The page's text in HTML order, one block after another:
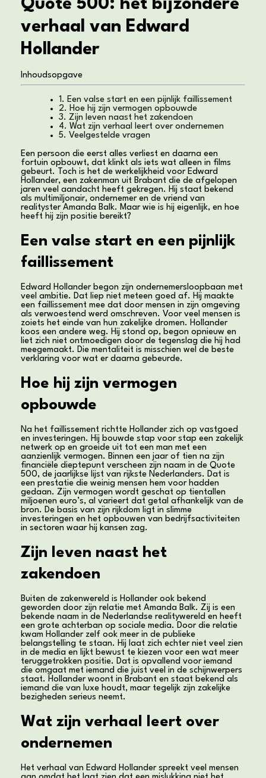
Quote 500: het bijzondere
verhaal van Edward
Hollander
Inhoudsopgave
1. Een valse start en een pijnlijk faillissement
2. Hoe hij zijn vermogen opbouwde
3. Zijn leven naast het zakendoen
4. Wat zijn verhaal leert over ondernemen
5. Veelgestelde vragen
Een persoon die eerst alles verliest en daarna een
fortuin opbouwt, dat klinkt als iets wat alleen in films
gebeurt. Toch is het de werkelijkheid voor Edward
Hollander, een zakenman uit Brabant die de afgelopen
jaren veel aandacht heeft gekregen. Hij staat bekend
als multimiljonair, ondernemer en de vriend van
realityster Amanda Balk. Maar wie is hij eigenlijk, en hoe
heeft hij zijn positie bereikt?
Een valse start en een pijnlijk
faillissement
Edward Hollander begon zijn ondernemersloopbaan met
veel ambitie. Dat liep niet meteen goed af. Hij maakte
een faillissement mee dat door mensen in zijn omgeving
als verwoestend werd omschreven. Voor veel mensen is
zoiets het einde van hun zakelijke dromen. Hollander
koos een andere weg. Hij stond op, begon opnieuw en
liet zich niet ontmoedigen door de tegenslag die hij had
meegemaakt. Die mentaliteit is misschien wel de beste
verklaring voor wat er daarna gebeurde.
Hoe hij zijn vermogen
opbouwde
Na het faillissement richtte Hollander zich op vastgoed
en investeringen. Hij bouwde stap voor stap een zakelijk
netwerk op en groeide uit tot een man met een
aanzienlijk vermogen. Binnen een jaar of tien na zijn
financiële dieptepunt verscheen zijn naam in de Quote
500, de jaarlijkse lijst van rijkste Nederlanders. Dat is
een prestatie die weinig mensen hem voor hadden
gedaan. Zijn vermogen wordt geschat op tientallen
miljoenen euro’s, al varieert dat getal afhankelijk van de
bron. De basis van zijn rijkdom ligt in slimme
investeringen en het opbouwen van bedrijfsactiviteiten
in sectoren waar hij kansen zag.
Zijn leven naast het
zakendoen
Buiten de zakenwereld is Hollander ook bekend
geworden door zijn relatie met Amanda Balk. Zij is een
bekende naam in de Nederlandse realitywereld en heeft
een grote achterban op sociale media. Door die relatie
kwam Hollander zelf ook meer in de publieke
belangstelling te staan. Hij laat zich echter niet veel zien
in de media en lijkt bewust te kiezen voor een wat meer
teruggetrokken positie. Dat is opvallend voor iemand
die omgaat met iemand die juist veel in de schijnwerpers
staat. Hollander woont in Brabant en staat bekend als
iemand die van luxe houdt, maar tegelijk zijn zakelijke
bezigheden serieus neemt.
Wat zijn verhaal leert over
ondernemen
Het verhaal van Edward Hollander spreekt veel mensen